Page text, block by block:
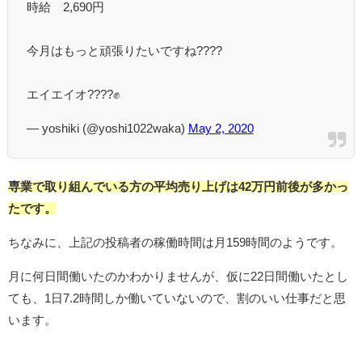
時給 2,690円
今月はもっと頑張りたいですね????
エイエイオ????✊
— yoshiki (@yoshi1022waka) May 2, 2020
専業で取り組んでいる方の平均売り上げは42万円前後が多かっ
たです。
ちなみに、上記の投稿者の稼働時間は月159時間のようです。
月に何日間働いたのかわかりませんが、仮に22日間働いたとし
ても、1日7.2時間しか働いていないので、割のいい仕事だと思
います。